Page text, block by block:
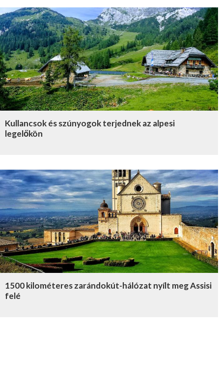
Kullancsok és szúnyogok terjednek az alpesi
legelőkön
1500 kilométeres zarándokút-hálózat nyílt meg Assisi
felé